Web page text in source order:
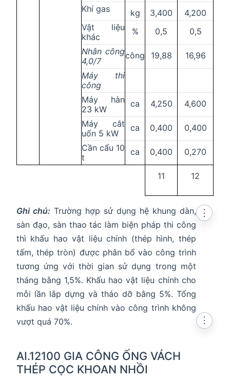
Khí gas
kg 3,400
4,200
Vật liệu
khác
% 0,5
0,5
Nhân công
4,0/7
công 19,88
16,96
Máy thi
công
Máy hàn
23 kW
ca 4,250
4,600
Máy cắt
uốn 5 kW
ca 0,400
0,400
Cần cẩu 10
t
ca 0,400 0,270
11 12
Ghi chú: Trường hợp sử dụng hệ khung dàn,
sàn đạo, sàn thao tác làm biện pháp thi công
thì khấu hao vật liệu chính (thép hình, thép
tấm, thép tròn) được phân bổ vào công trình
tương ứng với thời gian sử dụng trong một
tháng bằng 1,5%. Khấu hao vật liệu chính cho
mỗi lần lắp dựng và tháo dỡ bằng 5%. Tổng
khấu hao vật liệu chính vào công trình không
vượt quá 70%.
⋮
AI.12100 GIA CÔNG ỐNG VÁCH
THÉP CỌC KHOAN NHỒI
⋮